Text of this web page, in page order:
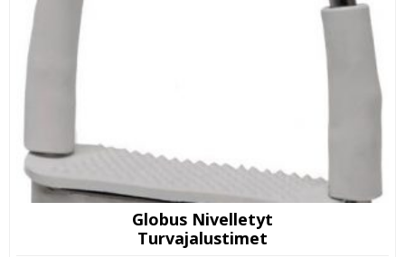
Globus Nivelletyt
Turvajalustimet